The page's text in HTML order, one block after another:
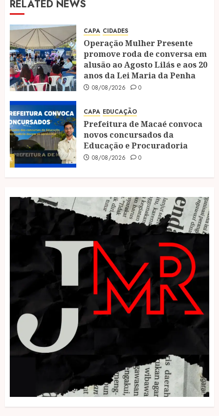
RELATED NEWS
CAPA CIDADES
Operação Mulher Presente
promove roda de conversa em
alusão ao Agosto Lilás e aos 20
anos da Lei Maria da Penha
08/08/2026 0
CAPA EDUCAÇÃO
Prefeitura de Macaé convoca
novos concursados da
Educação e Procuradoria
08/08/2026 0